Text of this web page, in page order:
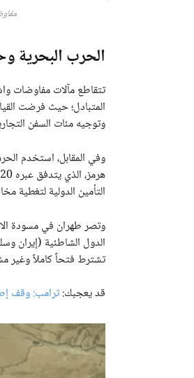
الحرب البحرية
تتقاطع مآلات مفاوضات
وتوجيه مئات السفن
وفي المقابل، استخدم
التأمين الدولية لتغطية
وتصر طهران في مسودة
الدول الشاطئية (إيران
تشترط فتحاً كاملاً وغير
قد يعجبك:ترامب: وقف